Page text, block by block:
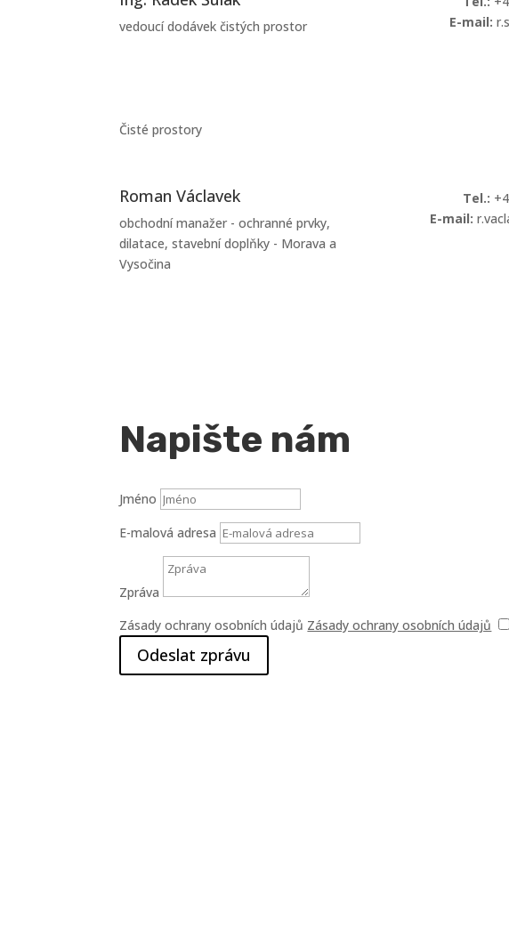
vedoucí dodávek čistých prostor
E-mail:
Čisté prostory
Roman Václavek
obchodní manažer - ochranné prvky,
dilatace, stavební doplňky - Morava a
Vysočina
Tel.:
E-mail:
Napište nám
Jméno
E-malová adresa
Zpráva
Zásady ochrany osobních údajů Zásady ochrany osobních údajů
Odeslat zprávu